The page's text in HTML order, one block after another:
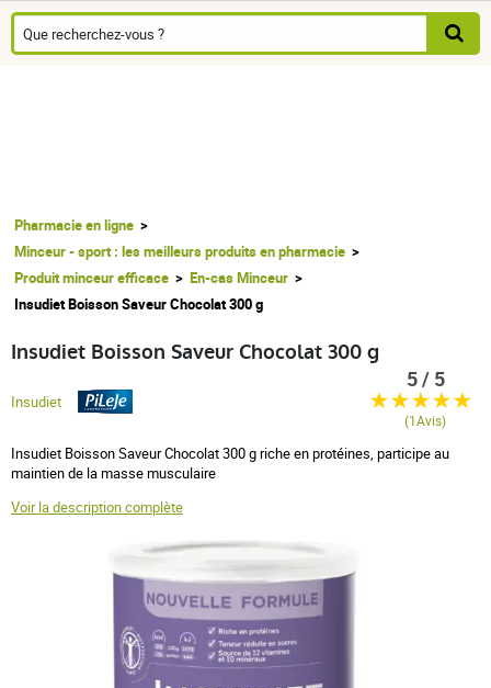
Pharmacie en ligne
Minceur - sport : les meilleurs produits en pharmacie
Produit minceur efficace
En-cas Minceur
Insudiet Boisson Saveur Chocolat 300 g
Insudiet Boisson Saveur Chocolat 300 g
Insudiet
Insudiet Boisson Saveur Chocolat 300 g riche en protéines, participe au
maintien de la masse musculaire
Voir la description complète
5 / 5
(1Avis)